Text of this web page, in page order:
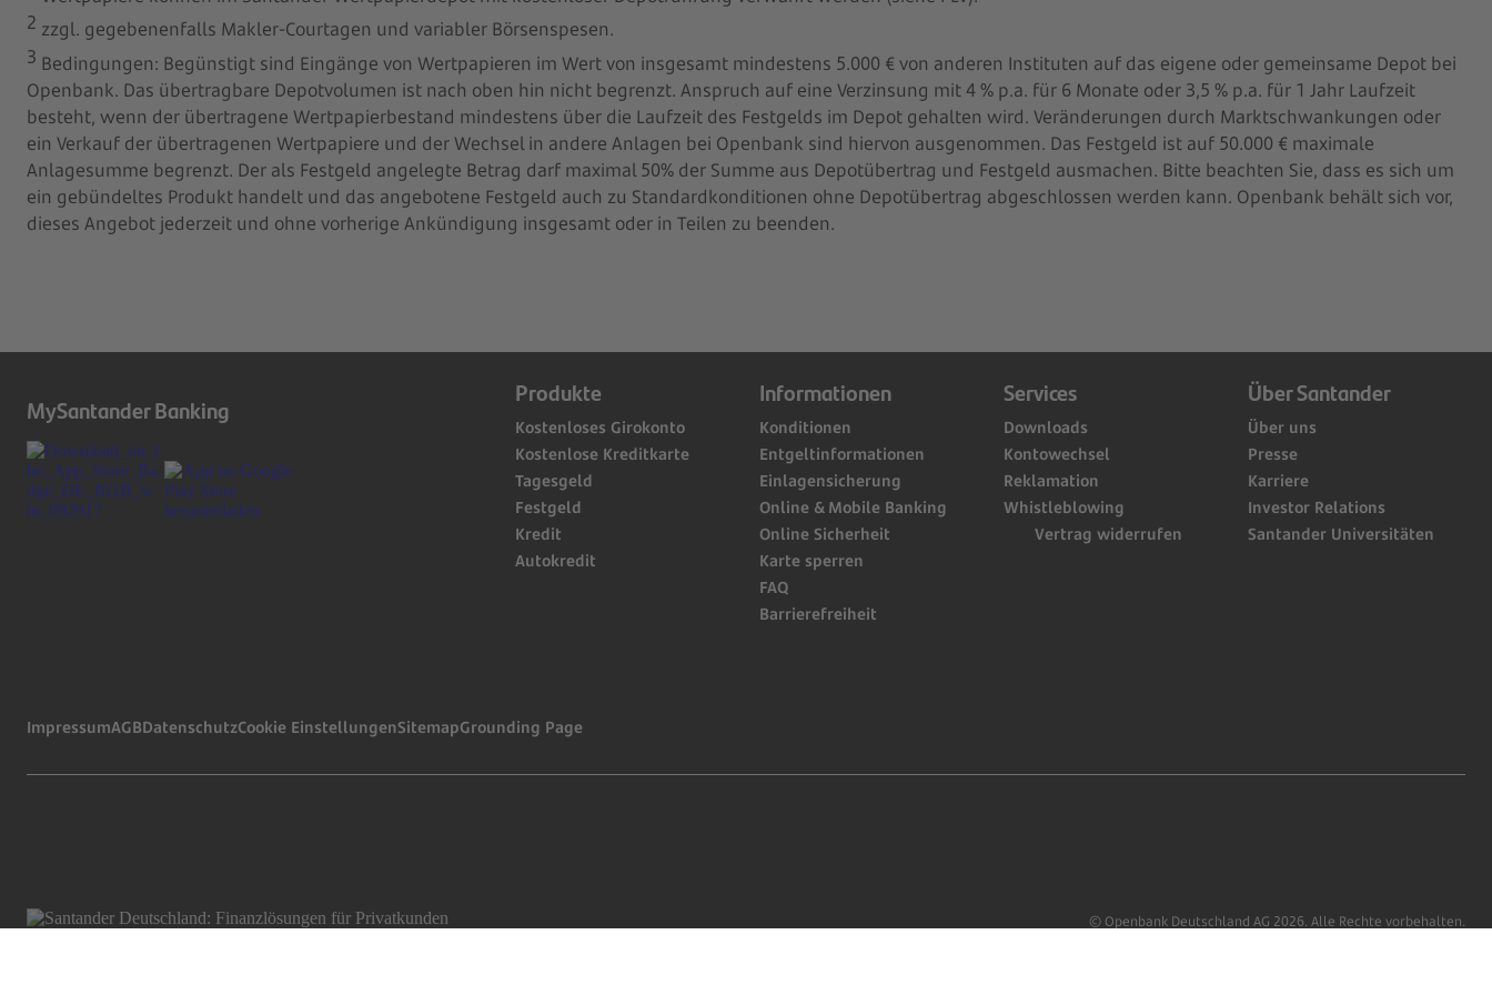
2 zzgl. gegebenenfalls Makler-Courtagen und variabler Börsenspesen.
3 Bedingungen: Begünstigt sind Eingänge von Wertpapieren im Wert von insgesamt mindestens 5.000 € von anderen Instituten auf das eigene oder gemeinsame Depot bei
Openbank. Das übertragbare Depotvolumen ist nach oben hin nicht begrenzt. Anspruch auf eine Verzinsung mit 4 % p.a. für 6 Monate oder 3,5 % p.a. für 1 Jahr Laufzeit
besteht, wenn der übertragene Wertpapierbestand mindestens über die Laufzeit des Festgelds im Depot gehalten wird. Veränderungen durch Marktschwankungen oder
ein Verkauf der übertragenen Wertpapiere und der Wechsel in andere Anlagen bei Openbank sind hiervon ausgenommen. Das Festgeld ist auf 50.000 € maximale
Anlagesumme begrenzt. Der als Festgeld angelegte Betrag darf maximal 50% der Summe aus Depotübertrag und Festgeld ausmachen. Bitte beachten Sie, dass es sich um
ein gebündeltes Produkt handelt und das angebotene Festgeld auch zu Standardkonditionen ohne Depotübertrag abgeschlossen werden kann. Openbank behält sich vor,
dieses Angebot jederzeit und ohne vorherige Ankündigung insgesamt oder in Teilen zu beenden.
MySantander Banking
Produkte
Kostenloses Girokonto
Kostenlose Kreditkarte
Tagesgeld
Festgeld
Kredit
Autokredit
Informationen
Konditionen
Entgeltinformationen
Einlagensicherung
Online & Mobile Banking
Online Sicherheit
Karte sperren
FAQ
Barrierefreiheit
Services
Downloads
Kontowechsel
Reklamation
Whistleblowing
Vertrag widerrufen
Über Santander
Über uns
Presse
Karriere
Investor Relations
Santander Universitäten
ImpressumAGBDatenschutzCookie EinstellungenSitemapGrounding Page
© Openbank Deutschland AG 2026. Alle Rechte vorbehalten.